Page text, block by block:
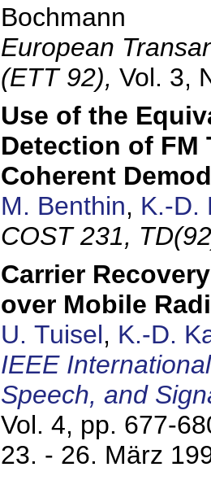
Bochmann
European
(ETT 92), Vol. 3,
Use of the
Detection of FM
Coherent
M. Benthin, K.-D.
COST 231,
Carrier
over Mobile
U. Tuisel, K.-D.
IEEE
Speech, and
Vol. 4, pp. 677-
23. - 26. März